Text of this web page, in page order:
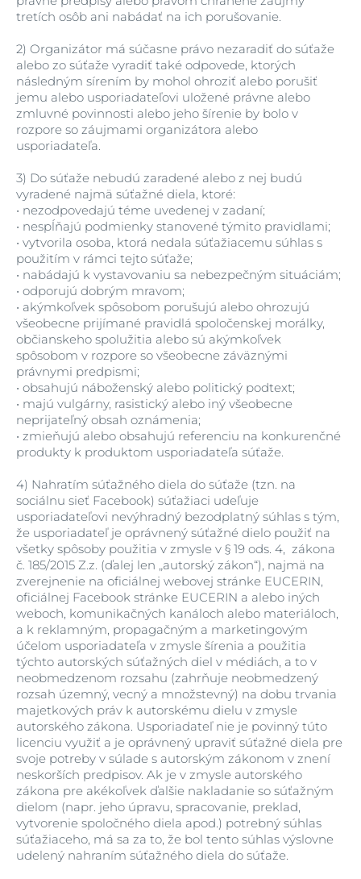
tretích osôb ani nabádať na ich porušovanie.
2) Organizátor má súčasne právo nezaradiť do súťaže
alebo zo súťaže vyradiť také odpovede, ktorých
následným sírením by mohol ohroziť alebo porušiť
jemu alebo usporiadateľovi uložené právne alebo
zmluvné povinnosti alebo jeho šírenie by bolo v
rozpore so záujmami organizátora alebo
usporiadateľa.
3) Do súťaže nebudú zaradené alebo z nej budú
vyradené najmä súťažné diela, ktoré:
• nezodpovedajú téme uvedenej v zadaní;
• nespĺňajú podmienky stanovené týmito pravidlami;
• vytvorila osoba, ktorá nedala súťažiacemu súhlas s
použitím v rámci tejto súťaže;
• nabádajú k vystavovaniu sa nebezpečným situáciám;
• odporujú dobrým mravom;
• akýmkoľvek spôsobom porušujú alebo ohrozujú
všeobecne prijímané pravidlá spoločenskej morálky,
občianskeho spolužitia alebo sú akýmkoľvek
spôsobom v rozpore so všeobecne záväznými
právnymi predpismi;
• obsahujú náboženský alebo politický podtext;
• majú vulgárny, rasistický alebo iný všeobecne
neprijateľný obsah oznámenia;
• zmieňujú alebo obsahujú referenciu na konkurenčné
produkty k produktom usporiadateľa súťaže.
4) Nahratím súťažného diela do súťaže (tzn. na
sociálnu sieť Facebook) súťažiaci udeľuje
usporiadateľovi nevýhradný bezodplatný súhlas s tým,
že usporiadateľ je oprávnený súťažné dielo použiť na
všetky spôsoby použitia v zmysle v § 19 ods. 4, zákona
č. 185/2015 Z.z. (ďalej len „autorský zákon“), najmä na
zverejnenie na oficiálnej webovej stránke EUCERIN,
oficiálnej Facebook stránke EUCERIN a alebo iných
weboch, komunikačných kanáloch alebo materiáloch,
a k reklamným, propagačným a marketingovým
účelom usporiadateľa v zmysle šírenia a použitia
týchto autorských súťažných diel v médiách, a to v
neobmedzenom rozsahu (zahrňuje neobmedzený
rozsah územný, vecný a množstevný) na dobu trvania
majetkových práv k autorskému dielu v zmysle
autorského zákona. Usporiadateľ nie je povinný túto
licenciu využiť a je oprávnený upraviť súťažné diela pre
svoje potreby v súlade s autorským zákonom v znení
neskorších predpisov. Ak je v zmysle autorského
zákona pre akékoľvek ďalšie nakladanie so súťažným
dielom (napr. jeho úpravu, spracovanie, preklad,
vytvorenie spoločného diela apod.) potrebný súhlas
súťažiaceho, má sa za to, že bol tento súhlas výslovne
udelený nahraním súťažného diela do súťaže.